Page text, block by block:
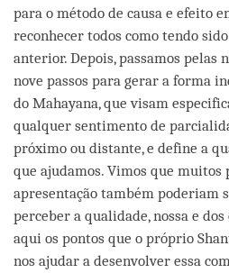
para o método de causa e efeito
reconhecer todos como tendo
anterior. Depois, passamos pelas
nove passos para gerar a forma
do Mahayana, que visam
qualquer sentimento de
próximo ou distante, e define a
que ajudamos. Vimos que muitos
apresentação também poderiam
perceber a qualidade, nossa e
aqui os pontos que o próprio
nos ajudar a desenvolver essa